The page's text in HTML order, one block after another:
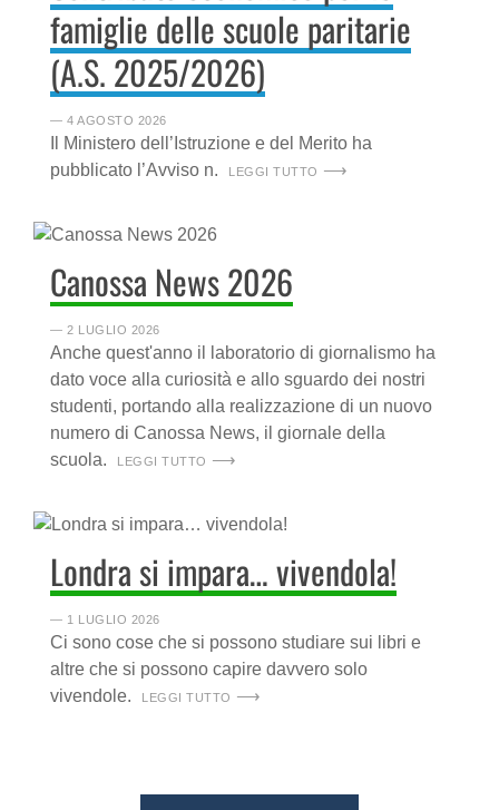
famiglie delle scuole paritarie
(A.S. 2025/2026)
― 4 AGOSTO 2026
Il Ministero dell’Istruzione e del Merito ha
pubblicato l’Avviso n.
LEGGI TUTTO
Canossa News 2026
― 2 LUGLIO 2026
Anche quest'anno il laboratorio di giornalismo ha
dato voce alla curiosità e allo sguardo dei nostri
studenti, portando alla realizzazione di un nuovo
numero di Canossa News, il giornale della
scuola.
LEGGI TUTTO
Londra si impara… vivendola!
― 1 LUGLIO 2026
Ci sono cose che si possono studiare sui libri e
altre che si possono capire davvero solo
vivendole.
LEGGI TUTTO